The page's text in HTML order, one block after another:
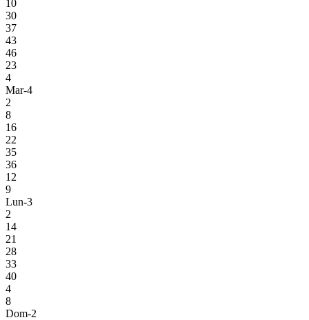
10
30
37
43
46
23
4
Mar-4
2
8
16
22
35
36
12
9
Lun-3
2
14
21
28
33
40
4
8
Dom-2